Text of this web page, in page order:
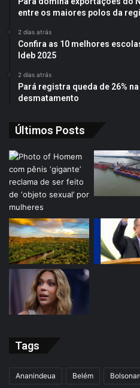
entre os maiores polos da
2 dias atrás
Confira as 10 melhores
Ideb 2025
2 dias atrás
Pará registra queda de 26%
desmatamento
Últimos Posts
Tags
Ananindeua Belém